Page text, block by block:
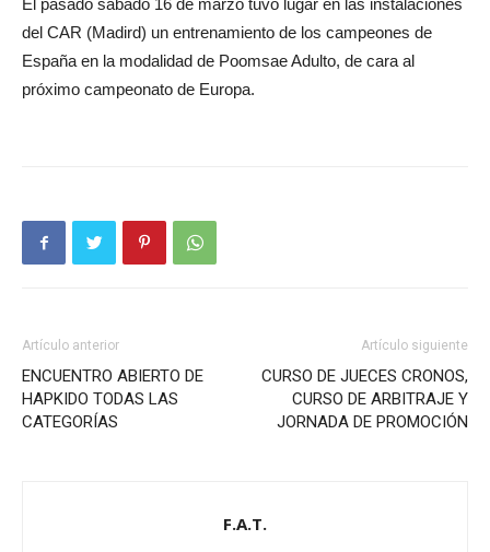
El pasado sábado 16 de marzo tuvo lugar en las instalaciones
del CAR (Madird) un entrenamiento de los campeones de
España en la modalidad de Poomsae Adulto, de cara al
próximo campeonato de Europa.
Artículo anterior
ENCUENTRO ABIERTO DE
HAPKIDO TODAS LAS
CATEGORÍAS
Artículo siguiente
CURSO DE JUECES CRONOS,
CURSO DE ARBITRAJE Y
JORNADA DE PROMOCIÓN
F.A.T.